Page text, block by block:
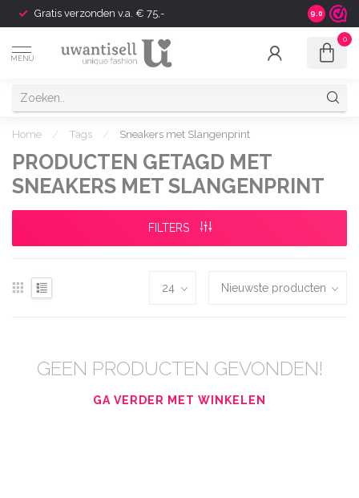
Gratis verzonden v.a. € 75,- Shipping
9.0
MENU
0
Home / Tags / Sneakers met Slangenprint
PRODUCTEN GETAGD MET
SNEAKERS MET SLANGENPRINT
FILTERS
GEEN PRODUCTEN GEVONDEN!
GA VERDER MET WINKELEN